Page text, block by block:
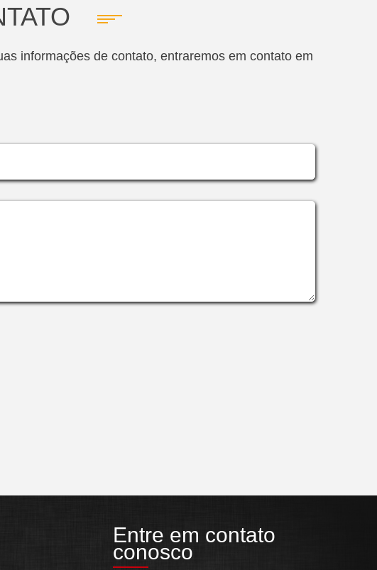
informações de contato, entraremos em contato em
Entre em contato
conosco